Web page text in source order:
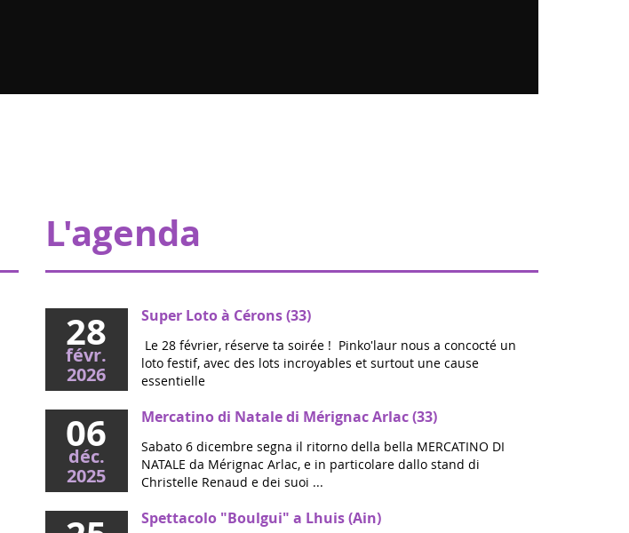
L'agenda
28
févr.
2026
Super Loto à Cérons (33)
Le 28 février, réserve ta soirée ! Pinko'laur nous a concocté un
loto festif, avec des lots incroyables et surtout une cause
essentielle
06
déc.
2025
Mercatino di Natale di Mérignac Arlac (33)
Sabato 6 dicembre segna il ritorno della bella MERCATINO DI
NATALE da Mérignac Arlac, e in particolare dallo stand di
Christelle Renaud e dei suoi ...
Spettacolo "Boulgui" a Lhuis (Ain)